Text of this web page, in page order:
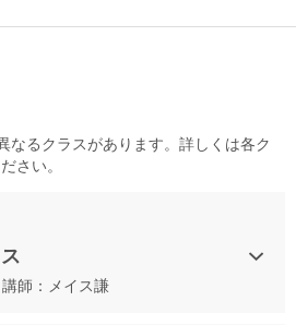
める方は、まずは「基本と得点テク
カル品種といった品種・産地推定に
レーションへとステップを踏んでご
すめします。
ティルワイン赤2種、スティルワイン
間（50分）内で回答を作成する、ま
なるクラスがあります。詳しくは各ク
さい。
師：メイス謙